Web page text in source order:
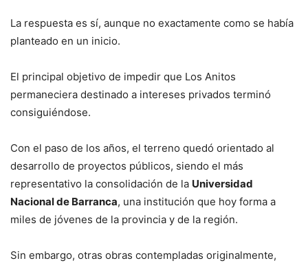
La respuesta es sí, aunque no exactamente como se había
planteado en un inicio.
El principal objetivo de impedir que Los Anitos
permaneciera destinado a intereses privados terminó
consiguiéndose.
Con el paso de los años, el terreno quedó orientado al
desarrollo de proyectos públicos, siendo el más
representativo la consolidación de la Universidad
Nacional de Barranca, una institución que hoy forma a
miles de jóvenes de la provincia y de la región.
Sin embargo, otras obras contempladas originalmente,